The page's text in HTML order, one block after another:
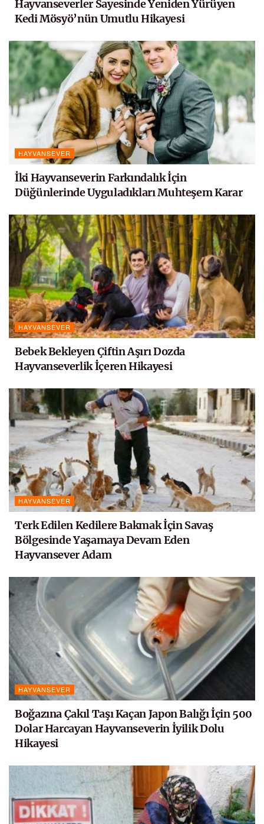
Hayvanseverler Sayesinde Yeniden Yürüyen
Kedi Mösyö’nün Umutlu Hikayesi
HAYVANSEVER
İki Hayvanseverin Farkındalık İçin
Düğünlerinde Uyguladıkları Muhteşem Karar
HAYVANSEVER
Bebek Bekleyen Çiftin Aşırı Dozda
Hayvanseverlik İçeren Hikayesi
HAYVANSEVER
Terk Edilen Kedilere Bakmak İçin Savaş
Bölgesinde Yaşamaya Devam Eden
Hayvansever Adam
HAYVANSEVER
Boğazına Çakıl Taşı Kaçan Japon Balığı İçin 500
Dolar Harcayan Hayvanseverin İyilik Dolu
Hikayesi